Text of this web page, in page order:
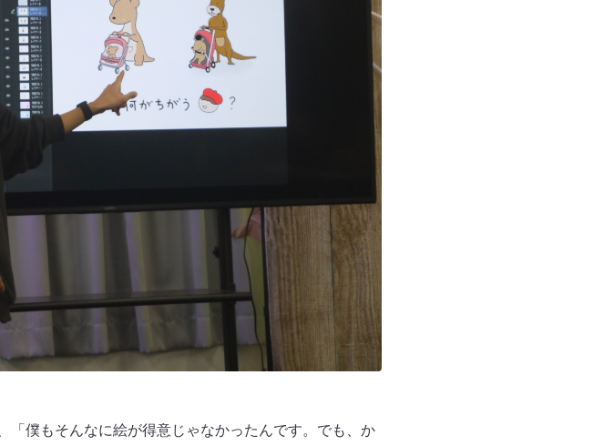
「僕もそんなに絵が得意じゃなかったんです。でも、か